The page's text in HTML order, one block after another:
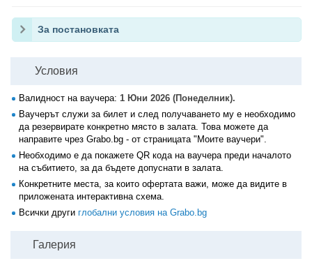
За постановката
Условия
Валидност на ваучера: 1 Юни 2026 (Понеделник).
Ваучерът служи за билет и след получаването му е необходимо
да резервирате конкретно място в залата. Това можете да
направите чрез Grabo.bg - от страницата "Моите ваучери".
Необходимо е да покажете QR кода на ваучера преди началото
на събитието, за да бъдете допуснати в залата.
Конкретните места, за които офертата важи, може да видите в
приложената интерактивна схема.
Всички други глобални условия на Grabo.bg
Галерия